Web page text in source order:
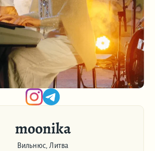
moonika
Вильнюс, Литва